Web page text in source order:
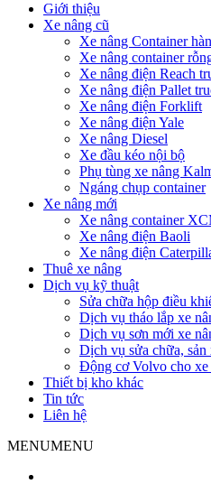
Giới thiệu
Xe nâng cũ
Xe nâng Container
Xe nâng container
Xe nâng điện Reach
Xe nâng điện Pallet
Xe nâng điện Forklift
Xe nâng điện Yale
Xe nâng Diesel
Xe đầu kéo nội bộ
Phụ tùng xe nâng
Ngáng chụp container
Xe nâng mới
Xe nâng container
Xe nâng điện Baoli
Xe nâng điện
Thuê xe nâng
Dịch vụ kỹ thuật
Sửa chữa hộp điều
Dịch vụ tháo lắp xe
Dịch vụ sơn mới xe
Dịch vụ sửa chữa, sản
Động cơ Volvo cho xe
Thiết bị kho khác
Tin tức
Liên hệ
MENUMENU